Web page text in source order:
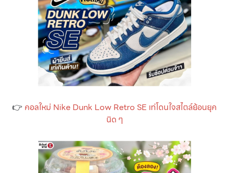
👉 คอลใหม่ Nike Dunk Low Retro SE เท่โดนใจสไตล์ย้อนยุค
นิด ๆ